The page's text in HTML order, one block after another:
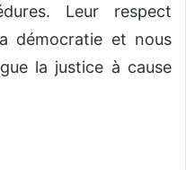
Leur respect
démocratie et nous
la justice à cause